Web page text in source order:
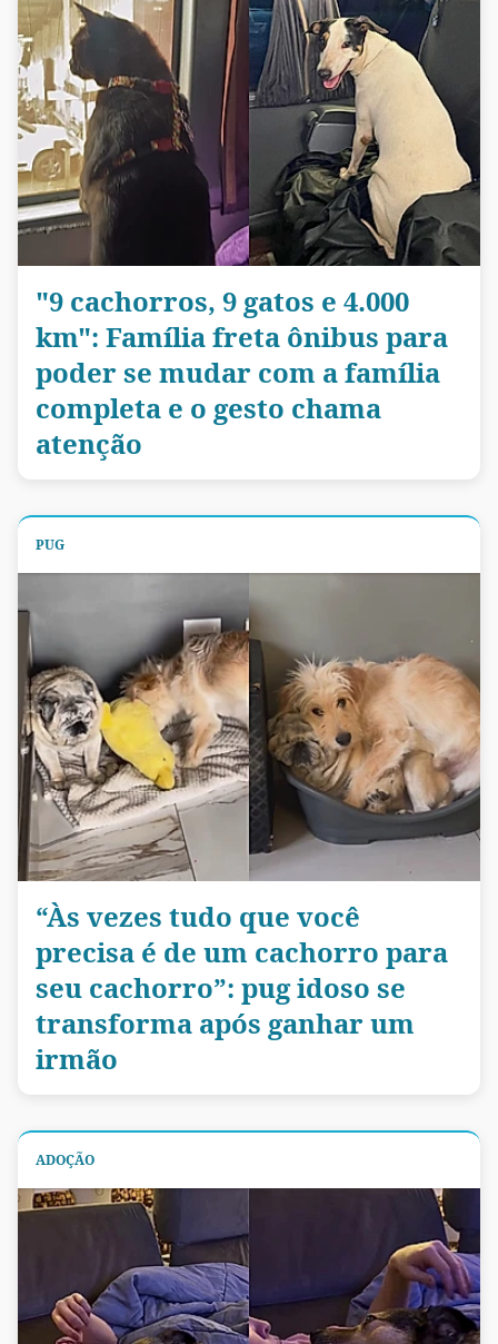
"9 cachorros, 9 gatos e 4.000
km": Família freta ônibus para
poder se mudar com a família
completa e o gesto chama
atenção
PUG
“Às vezes tudo que você
precisa é de um cachorro para
seu cachorro”: pug idoso se
transforma após ganhar um
irmão
ADOÇÃO